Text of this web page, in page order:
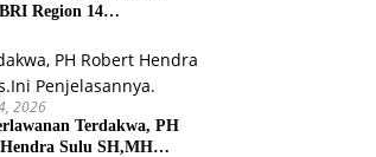
Region 14
2026
Terdakwa, PH
Sulu SH,MH